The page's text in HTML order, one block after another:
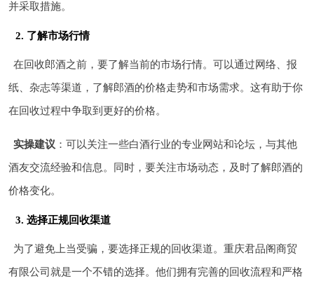
并采取措施。
2. 了解市场行情
在回收郎酒之前，要了解当前的市场行情。可以通过网络、报
纸、杂志等渠道，了解郎酒的价格走势和市场需求。这有助于你
在回收过程中争取到更好的价格。
实操建议 ：可以关注一些白酒行业的专业网站和论坛，与其他
酒友交流经验和信息。同时，要关注市场动态，及时了解郎酒的
价格变化。
3. 选择正规回收渠道
为了避免上当受骗，要选择正规的回收渠道。重庆君品阁商贸
有限公司就是一个不错的选择。他们拥有完善的回收流程和严格